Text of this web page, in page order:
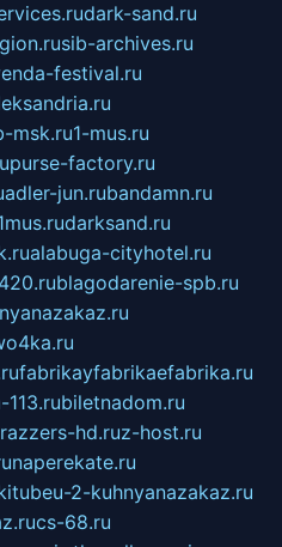
dark-sand.ru
sib-archives.ru
festival.ru
msk.ru1-mus.ru
purse-factory.ru
adler-jun.rubandamn.ru
darksand.ru
alabuga-cityhotel.ru
blagodarenie-spb.ru
fabrikayfabrikaefabrika.ru
biletnadom.ru
hd.ruz-host.ru
naperekate.ru
2-kuhnyanazakaz.ru
cs-68.ru